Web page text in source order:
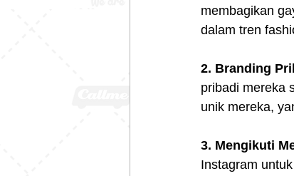
membagikan
dalam tren
2. Branding
pribadi mereka
unik mereka,
3. Mengikuti
Instagram